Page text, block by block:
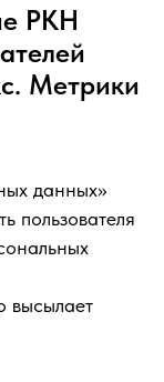
РКН
Метрики
данных»
пользователя
высылает